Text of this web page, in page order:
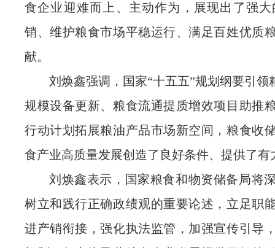
食企业迎难而上、主动作为，展现出了强
销、维护粮食市场平稳运行、满足百姓优质
献。
刘焕鑫强调，国家“十五五”规划纲要引
规模设备更新、粮食流通提质增效项目助推
行动计划拓展粮油产品市场新空间，粮食收
食产业高质量发展创造了良好条件、提供了有
刘焕鑫表示，国家粮食和物资储备局将
树立和践行正确政绩观的重要论述，立足职
进产销衔接，强化执法监管，加强宣传引导